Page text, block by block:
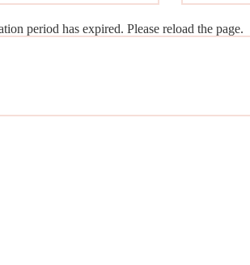
period has expired. Please reload the page.